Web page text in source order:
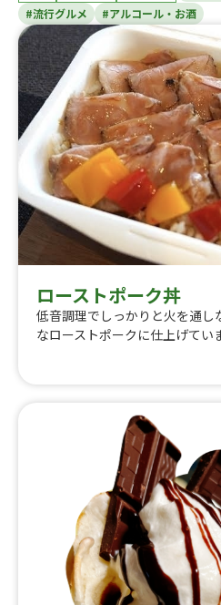
#流行グルメ
#アルコール・お酒
ローストポーク丼
低音調理でしっかりと火を通し
なローストポークに仕上げてい